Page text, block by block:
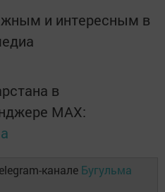
и интересным в
в
MАХ:
канале Бугульма